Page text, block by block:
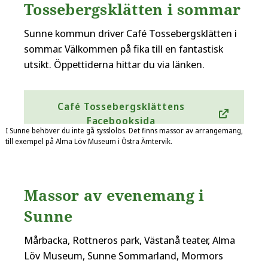
Tossebergsklätten i sommar
Sunne kommun driver Café Tossebergsklätten i
sommar. Välkommen på fika till en fantastisk
utsikt. Öppettiderna hittar du via länken.
Café Tossebergsklättens
Facebooksida
I Sunne behöver du inte gå sysslolös. Det finns massor av arrangemang,
till exempel på Alma Löv Museum i Östra Ämtervik.
Massor av evenemang i
Sunne
Mårbacka, Rottneros park, Västanå teater, Alma
Löv Museum, Sunne Sommarland, Mormors